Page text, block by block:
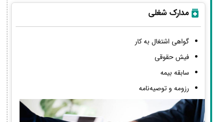
مدارک شغلی
گواهی اشتغال به کار
فیش حقوقی
سابقه بیمه
رزومه و توصیه‌نامه